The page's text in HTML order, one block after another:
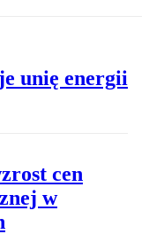
unię energii
cen
w